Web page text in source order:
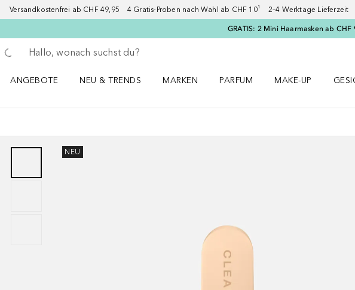
Versandkostenfrei ab CHF 49,95 4 Gratis-Proben nach Wahl ab CHF 10¹ 2–4 Werktage Lieferzeit
GRATIS: 2 Mini Haarmasken ab
Gehe zurück
Suche ausführen
ANGEBOTE
NEU & TRENDS
MARKEN
PARFUM
MAKE-UP
NEU